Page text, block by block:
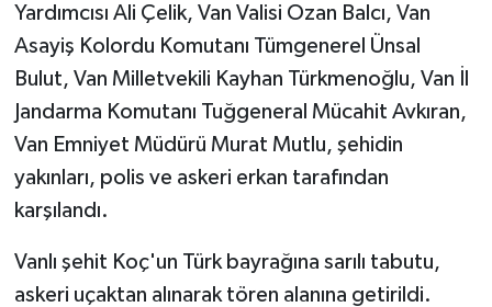
Yardımcısı Ali Çelik, Van Valisi Ozan Balcı, Van
Asayiş Kolordu Komutanı Tümgenerel Ünsal
Bulut, Van Milletvekili Kayhan Türkmenoğlu, Van İl
Jandarma Komutanı Tuğgeneral Mücahit Avkıran,
Van Emniyet Müdürü Murat Mutlu, şehidin
yakınları, polis ve askeri erkan tarafından
karşılandı.
Vanlı şehit Koç'un Türk bayrağına sarılı tabutu,
askeri uçaktan alınarak tören alanına getirildi.